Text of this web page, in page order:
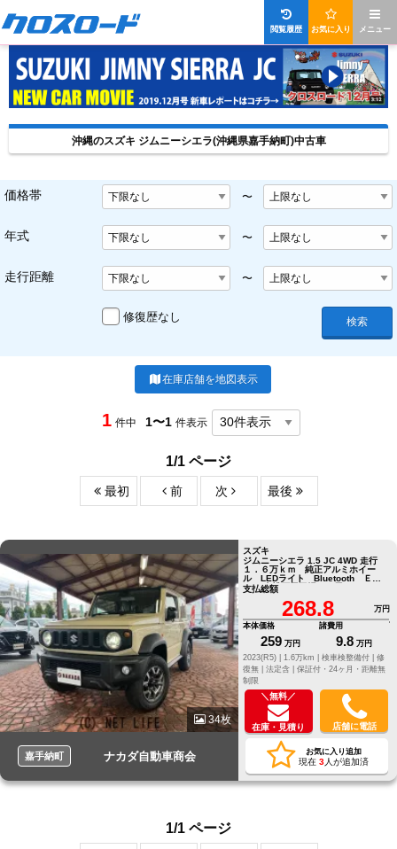
メニュー
お気に入り
閲覧履歴
沖縄のスズキ ジムニーシエラ(沖縄県嘉手納町)中古車
価格帯 〜
年式 〜
走行距離 〜
修復歴なし 検索
在庫店舗を地図表示
1 件中 1〜1 件表示
1/1 ページ
最初 前 次 最後
34枚
嘉手納町 ナカダ自動車商会
スズキ
ジムニーシエラ 1.5 JC 4WD 走行
１．６万ｋｍ 純正アルミホイー
ル LEDライト Bluetooth ＥＴ
Ｃ 南桃原展示場にて展
支払総額
268.8
万円
本体価格
259 万円
諸費用
9.8 万円
2023(R5) |
1.6万km | 検車検整備付 | 修
復無 | 法定含 | 保証付・24ヶ月・距離無
制限
＼無料／
在庫・見積り 店舗に電話
お気に入り追加
現在 3人が追加済
1/1 ページ